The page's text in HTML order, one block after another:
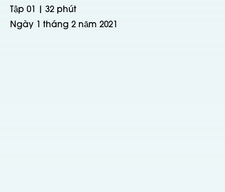
Tập 01 | 32 phút
Ngày 1 tháng 2 năm 2021